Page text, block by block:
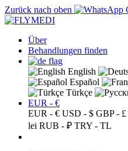
Zurück nach oben
Über
Behandlungen finden
English
Español
Türkçe
EUR - €
EUR - € USD - $ GBP - £
lei RUB - ₽ TRY - TL